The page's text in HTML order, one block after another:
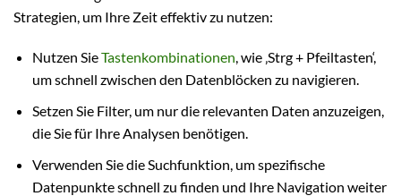
Strategien, um Ihre Zeit effektiv zu nutzen:
Nutzen SieTastenkombinationen, wie ‚Strg + Pfeiltasten‘,
um schnell zwischen den Datenblöcken zu navigieren.
Setzen Sie Filter, um nur die relevanten Daten anzuzeigen,
die Sie für Ihre Analysen benötigen.
Verwenden Sie die Suchfunktion, um spezifische
Datenpunkte schnell zu finden und Ihre Navigation weiter